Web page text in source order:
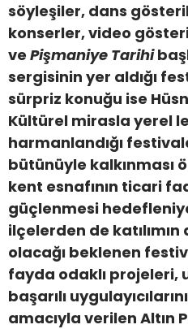
söyleşiler, dans
konserler, video
ve Pişmaniye Tarihi
sergisinin yer aldığı
sürpriz konuğu ise
Kültürel mirasla yerel
harmanlandığı
bütünüyle kalkınması
kent esnafının ticari
güçlenmesi
ilçelerden de
olacağı beklenen
fayda odaklı projeleri,
başarılı
amacıyla verilen Altın